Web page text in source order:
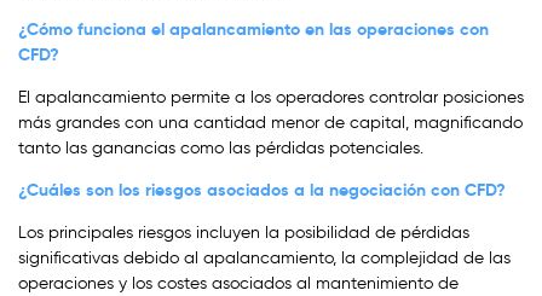
¿Cómo funciona el apalancamiento en las operaciones con
CFD?
El apalancamiento permite a los operadores controlar posiciones
más grandes con una cantidad menor de capital, magnificando
tanto las ganancias como las pérdidas potenciales.
¿Cuáles son los riesgos asociados a la negociación con CFD?
Los principales riesgos incluyen la posibilidad de pérdidas
significativas debido al apalancamiento, la complejidad de las
operaciones y los costes asociados al mantenimiento de